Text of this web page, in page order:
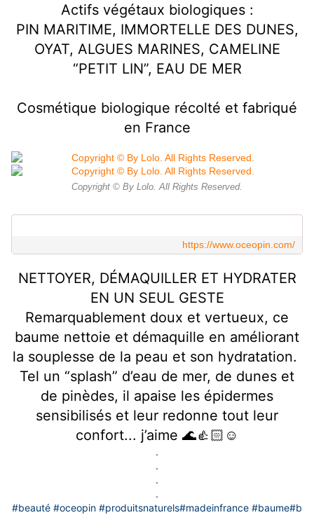
Actifs végétaux biologiques :
PIN MARITIME, IMMORTELLE DES DUNES,
OYAT, ALGUES MARINES, CAMELINE
“PETIT LIN”, EAU DE MER
Cosmétique biologique récolté et fabriqué
en France
Copyright © By Lolo. All Rights Reserved.
https://www.oceopin.com/
NETTOYER, DÉMAQUILLER ET HYDRATER
EN UN SEUL GESTE
Remarquablement doux et vertueux, ce
baume nettoie et démaquille en améliorant
la souplesse de la peau et son hydratation.
Tel un “splash” d’eau de mer, de dunes et
de pinèdes, il apaise les épidermes
sensibilisés et leur redonne tout leur
confort... j’aime 🌊👍🏻☺️
.
.
.
.
#beauté #oceopin #produitsnaturels#madeinfrance #baume#b